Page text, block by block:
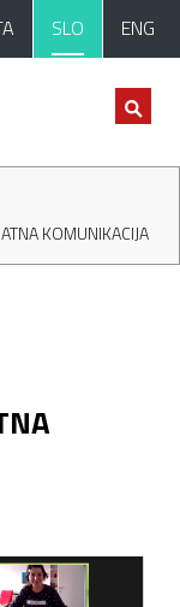
SLO ENG
KOMUNIKACIJA